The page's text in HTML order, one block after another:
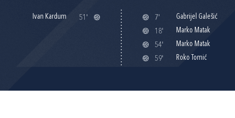
Ivan Kardum 51' 7'
Gabrijel Galešić
18'
Marko Matak
54'
Marko Matak
59'
Roko Tomić